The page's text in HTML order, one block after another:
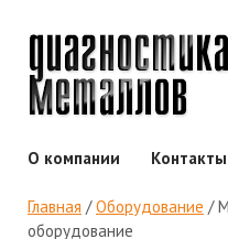
О компании Контакты
Главная / Оборудование /
оборудование